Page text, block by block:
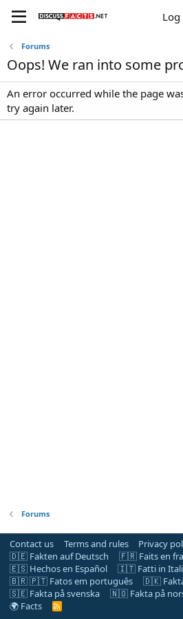
Log
Forums
Oops! We ran into some
An error occurred while the page
try again later.
Forums
Contact us Terms and rules Privacy
🇩🇪 Fakten auf Deutsch
🇫🇷 Faits en
🇪🇸 Hechos en Español
🇮🇹 Fatti in
🇧🇷 🇵🇹 Fatos em português
🇩🇰
🇸🇪 Fakta på svenska
🇳🇴 Fakta på
🌍 Facts
R